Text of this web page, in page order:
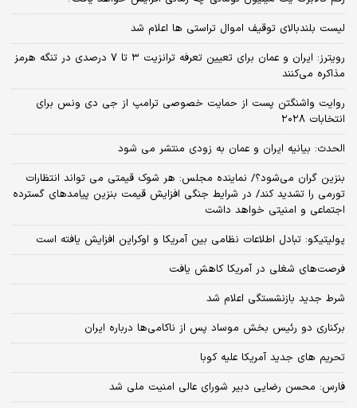
لیست بلندبالای توقیف اموال تراستی ها اعلام شد
رویترز: ایران و عمان برای تعیین تعرفه ترانزیت ۳ تا ۷ درصدی در تنگه هرمز
مذاکره می‌کنند
روایت واشنگتن پست از حمایت خصوصی ترامپ از جی دی ونس برای
انتخابات ۲۰۲۸
الحدث: بیانیه ایران و عمان به زودی منتشر می شود
بنزین گران می‌شود؟/ نماینده مجلس: هر شوک قیمتی می تواند انتظارات
تورمی را تشدید کند/ در شرایط جنگی افزایش قیمت بنزین پیامدهای گسترده
اجتماعی و امنیتی خواهد داشت
پولیتیکو: تبادل اطلاعات نظامی بین آمریکا و اوکراین افزایش یافته است
فرصت‌های شغلی در آمریکا کاهش یافت
شرط جدید بازنشستگی اعلام شد
برکناری دو رئیس بخش موساد پس از ناکامی‌ها درباره ایران
تحریم های جدید آمریکا علیه کوبا
فارس: محسن رضایی دبیر شورای عالی امنیت ملی شد